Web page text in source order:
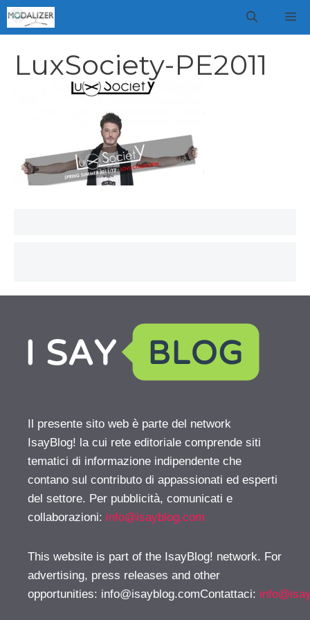
Vai
al
LuxSociety-PE2011
Il presente sito web è parte del network
IsayBlog! la cui rete editoriale comprende siti
tematici di informazione indipendente che
contano sul contributo di appassionati ed esperti
del settore. Per pubblicità, comunicati e
collaborazioni: info@isayblog.com
This website is part of the IsayBlog! network. For
advertising, press releases and other
opportunities: info@isayblog.comContattaci: